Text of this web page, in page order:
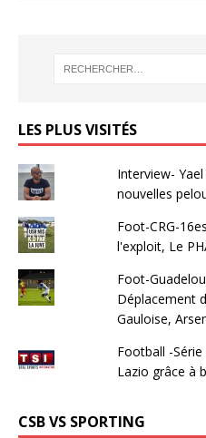
LES PLUS VISITÉS
Interview-
nouvelles
Foot-CRG-
l'exploit, Le
Foot-
Déplacement
Gauloise,
Football -Série
Lazio grâce à
CSB VS SPORTING